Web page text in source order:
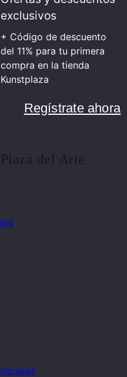
exclusivos
+ Código de descuento
del 11% para tu primera
compra en la tienda
Kunstplaza
Regístrate ahora
Plaza del Arte